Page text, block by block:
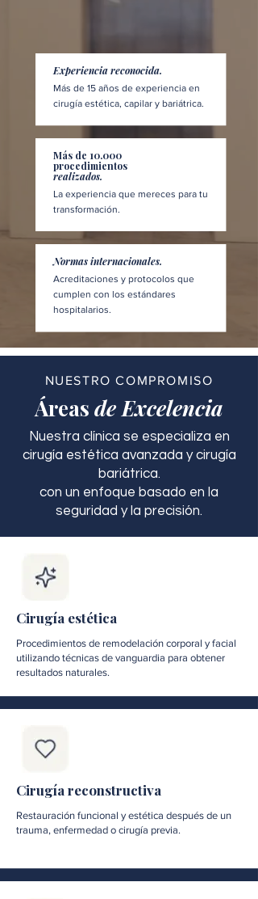
Experiencia reconocida.
Más de 15 años de experiencia en
cirugía estética, capilar y bariátrica.
Más de 10.000
procedimientos
realizados.
La experiencia que mereces para tu
transformación.
Normas internacionales.
Acreditaciones y protocolos que
cumplen con los estándares
hospitalarios.
NUESTRO COMPROMISO
Áreas de Excelencia
Nuestra clínica se especializa en
cirugía estética avanzada y cirugía
bariátrica.
con un enfoque basado en la
seguridad y la precisión.
Cirugía estética
Procedimientos de remodelación corporal y facial
utilizando técnicas de vanguardia para obtener
resultados naturales.
Cirugía reconstructiva
Restauración funcional y estética después de un
trauma, enfermedad o cirugía previa.